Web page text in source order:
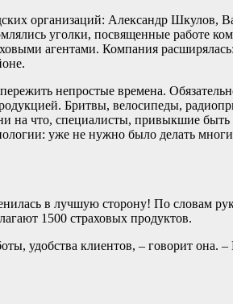
организаций: Александр Шкулов,
уголки, посвященные работе
агентами. Компания
непростые времена.
Бритвы, велосипеды,
на что, специалисты, привыкшие
уже не нужно было делать
в лучшую сторону! По словам
1500 страховых продуктов.
удобства клиентов, – говорит она.